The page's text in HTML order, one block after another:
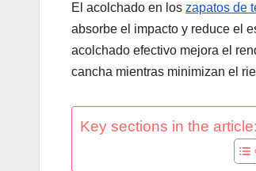
El acolchado en los zapatos de
absorbe el impacto y reduce el
acolchado efectivo mejora el
cancha mientras minimizan el
Key sections in the article: